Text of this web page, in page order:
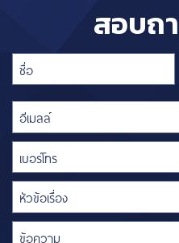
สอบถ